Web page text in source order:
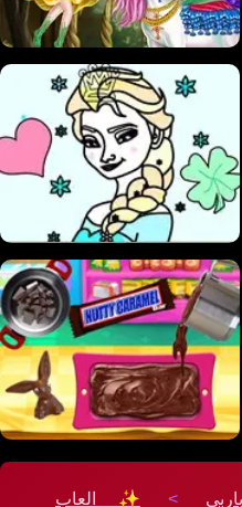
>
✨ العاب